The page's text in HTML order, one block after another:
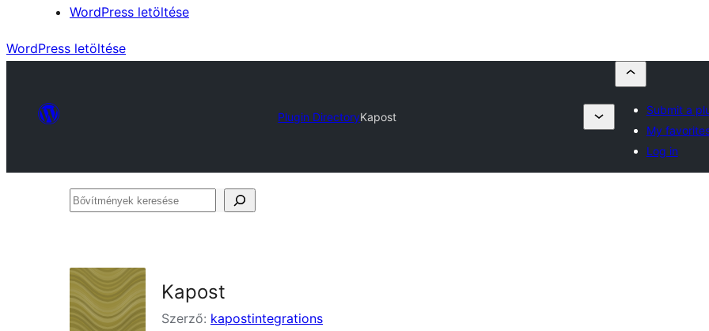
WordPress letöltése
WordPress letöltése
Plugin DirectoryKapost
Submit a
My
Log in
Bővítmények
Kapost
Szerző: kapostintegrations